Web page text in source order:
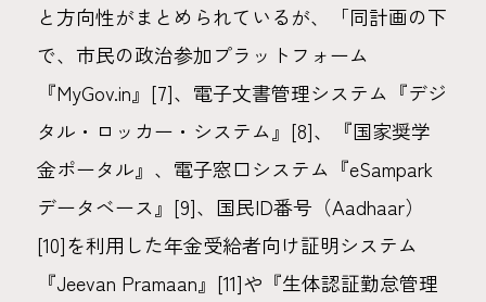
と方向性がまとめられているが、「同計画の下
で、市民の政治参加プラットフォーム
『MyGov.in』[7]、電子文書管理システム『デジ
タル・ロッカー・システム』[8]、『国家奨学
金ポータル』、電子窓口システム『eSampark
データベース』[9]、国民ID番号（Aadhaar）
[10]を利用した年金受給者向け証明システム
『Jeevan Pramaan』[11]や『生体認証勤怠管理